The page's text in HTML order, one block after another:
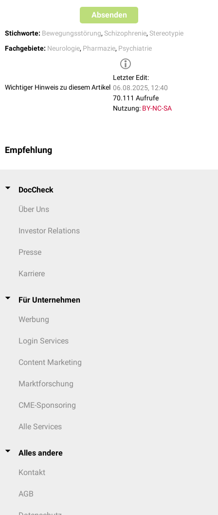
Absenden
Stichworte: Bewegungsstörung, Schizophrenie, Stereotypie
Fachgebiete: Neurologie, Pharmazie, Psychiatrie
Wichtiger Hinweis zu diesem Artikel
Letzter Edit:
06.08.2025, 12:40
70.111 Aufrufe
Nutzung: BY-NC-SA
Empfehlung
DocCheck
Über Uns
Investor Relations
Presse
Karriere
Für Unternehmen
Werbung
Login Services
Content Marketing
Marktforschung
CME-Sponsoring
Alle Services
Alles andere
Kontakt
AGB